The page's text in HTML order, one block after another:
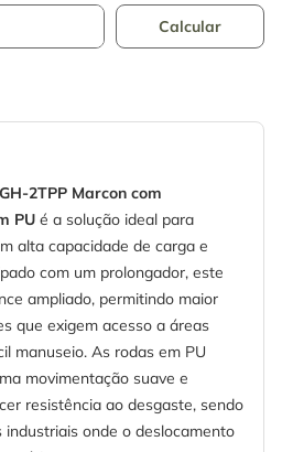
2TPP Marcon com
PU é a solução ideal para
alta capacidade de carga e
com um prolongador, este
ampliado, permitindo maior
que exigem acesso a áreas
manuseio. As rodas em PU
movimentação suave e
resistência ao desgaste, sendo
onde o deslocamento